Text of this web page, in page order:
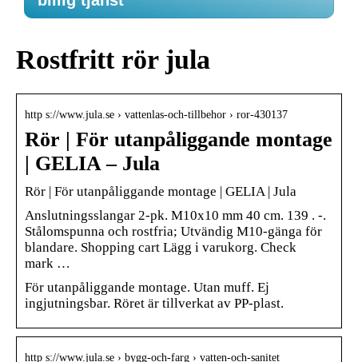
Rostfritt rör jula
http s://www.jula.se › vattenlas-och-tillbehor › ror-430137
Rör | För utanpåliggande montage
| GELIA – Jula
Rör | För utanpåliggande montage | GELIA | Jula
Anslutningsslangar 2-pk. M10x10 mm 40 cm. 139 . -.
Stålomspunna och rostfria; Utvändig M10-gänga för
blandare. Shopping cart Lägg i varukorg. Check
mark …
För utanpåliggande montage. Utan muff. Ej
ingjutningsbar. Röret är tillverkat av PP-plast.
http s://www.jula.se › bygg-och-farg › vatten-och-sanitet